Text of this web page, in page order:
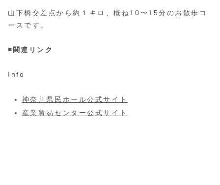
山下橋交差点から約１キロ、概ね10〜15分のお散歩コ
ースです。
◾️関連リンク
Info
神奈川県民ホール公式サイト
産業貿易センター公式サイト